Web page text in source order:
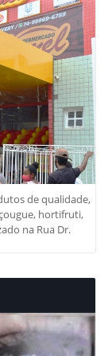
de qualidade,
hortifruti,
na Rua Dr.